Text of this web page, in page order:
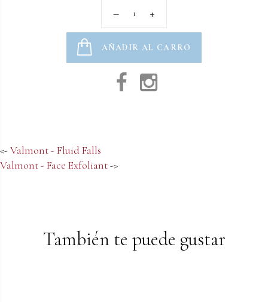
AÑADIR AL CARRO
<-Valmont - Fluid Falls
Valmont - Face Exfoliant->
También te puede gustar